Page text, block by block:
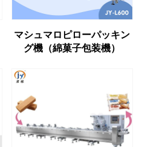
マシュマロピローパッキン
グ機（綿菓子包装機）